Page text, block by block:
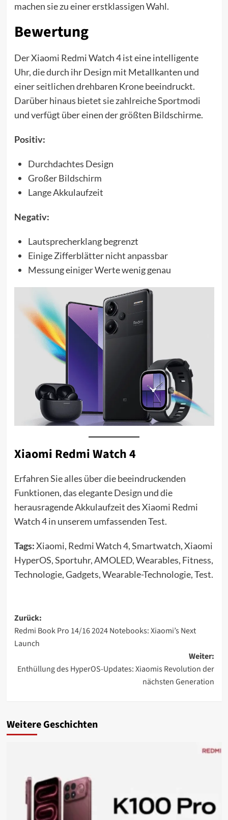
machen sie zu einer erstklassigen Wahl.
Bewertung
Der Xiaomi Redmi Watch 4 ist eine intelligente
Uhr, die durch ihr Design mit Metallkanten und
einer seitlichen drehbaren Krone beeindruckt.
Darüber hinaus bietet sie zahlreiche Sportmodi
und verfügt über einen der größten Bildschirme.
Positiv:
Durchdachtes Design
Großer Bildschirm
Lange Akkulaufzeit
Negativ:
Lautsprecherklang begrenzt
Einige Zifferblätter nicht anpassbar
Messung einiger Werte wenig genau
Xiaomi Redmi Watch 4
Erfahren Sie alles über die beeindruckenden
Funktionen, das elegante Design und die
herausragende Akkulaufzeit des Xiaomi Redmi
Watch 4 in unserem umfassenden Test.
Tags:Xiaomi, Redmi Watch 4, Smartwatch, Xiaomi
HyperOS, Sportuhr, AMOLED, Wearables, Fitness,
Technologie, Gadgets, Wearable-Technologie, Test.
Beitragsnavigation
Zurück:
Redmi Book Pro 14/16 2024 Notebooks: Xiaomi’s Next
Launch
Weiter:
Enthüllung des HyperOS-Updates: Xiaomis Revolution der
nächsten Generation
Weitere Geschichten